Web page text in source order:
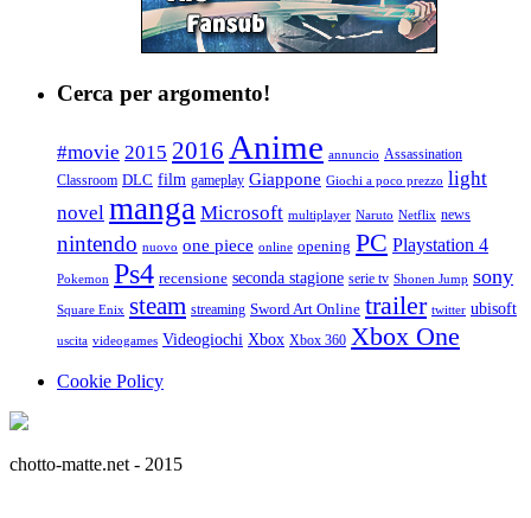
Cerca per argomento!
#movie 2015 2016 Anime annuncio Assassination
Classroom DLC film gameplay Giappone Giochi a poco prezzo light
novel manga Microsoft multiplayer Naruto Netflix news
nintendo nuovo one piece online opening PC Playstation 4
Pokemon Ps4 recensione seconda stagione serie tv Shonen Jump sony
Square Enix steam streaming Sword Art Online trailer twitter ubisoft
uscita videogames Videogiochi Xbox Xbox 360 Xbox One
Cookie Policy
chotto-matte.net - 2015